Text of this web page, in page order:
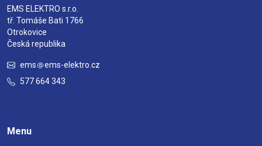
EMS ELEKTRO s.r.o.
tř. Tomáše Bati 1766
Otrokovice
Česká republika
ems
ems-elektro.cz
577 664 343
Menu